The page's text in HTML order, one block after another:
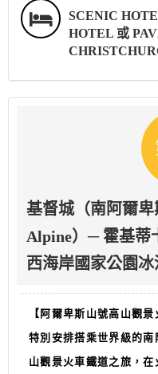
SCENIC
HOTEL 或
基督城（南阿爾
Alpine）─ 霍基
西海岸國家公園冰
【阿爾卑斯山號高山觀景
特別安排搭乘世界級的
山觀景火車鐵道之旅，在